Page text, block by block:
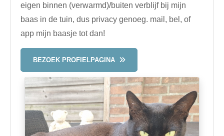
eigen binnen (verwarmd)/buiten verblijf bij mijn
baas in de tuin, dus privacy genoeg. mail, bel, of
app mijn baasje tot dan!
BEZOEK PROFIELPAGINA